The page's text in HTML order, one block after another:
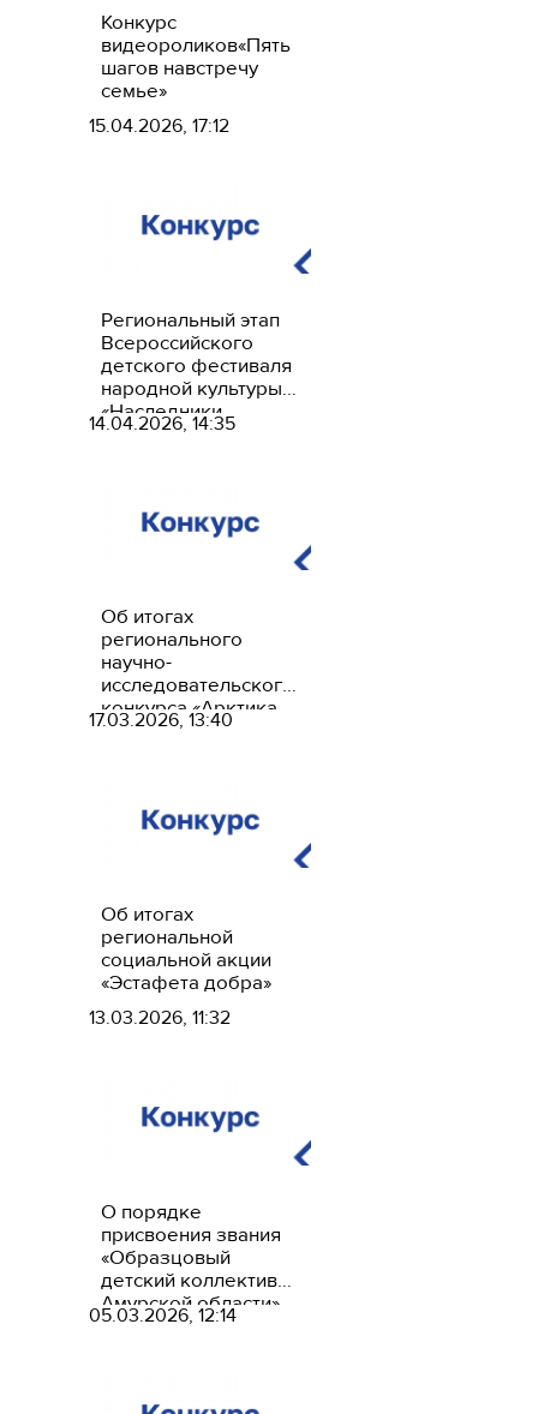
Конкурс
видеороликов«Пять
шагов навстречу
семье»
15.04.2026, 17:12
Региональный этап
Всероссийского
детского фестиваля
народной культуры
«Наследники
традиций»
14.04.2026, 14:35
Об итогах
регионального
научно-
исследовательского
конкурса «Арктика
— уникальный
17.03.2026, 13:40
Об итогах
региональной
социальной акции
«Эстафета добра»
13.03.2026, 11:32
О порядке
присвоения звания
«Образцовый
детский коллектив
Амурской области»
05.03.2026, 12:14